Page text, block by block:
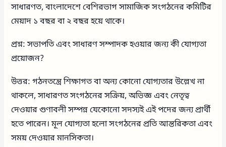
সাধারণত, বাংলাদেশে বেশিরভাগ সামাজিক সংগঠনের কমিটির
মেয়াদ ১ বছর বা ২ বছর হয়ে থাকে।
প্রশ্ন: সভাপতি এবং সাধারণ সম্পাদক হওয়ার জন্য কী যোগ্যতা
প্রয়োজন?
উত্তর: গঠনতন্ত্রে শিক্ষাগত বা অন্য কোনো যোগ্যতার উল্লেখ না
থাকলে, সাধারণত সংগঠনের সক্রিয়, অভিজ্ঞ এবং নেতৃত্ব
দেওয়ার গুণাবলী সম্পন্ন যেকোনো সদস্যই এই পদের জন্য প্রার্থী
হতে পারেন। মূল যোগ্যতা হলো সংগঠনের প্রতি আন্তরিকতা এবং
সময় দেওয়ার মানসিকতা।